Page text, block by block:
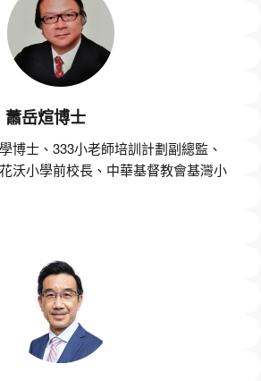
蕭岳煊博士
博士、333小老師培訓計劃副總監、
沃小學前校長、中華基督教會基灣小